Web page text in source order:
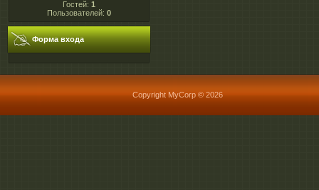
Гостей: 1
Пользователей: 0
Форма входа
Copyright MyCorp © 2026